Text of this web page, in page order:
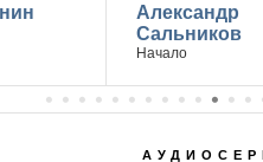
Александр
Сальников
Начало